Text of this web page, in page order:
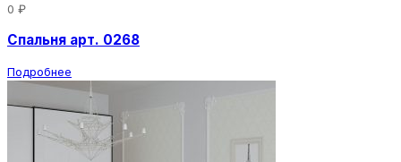
0 ₽
Спальня арт. 0268
Подробнее